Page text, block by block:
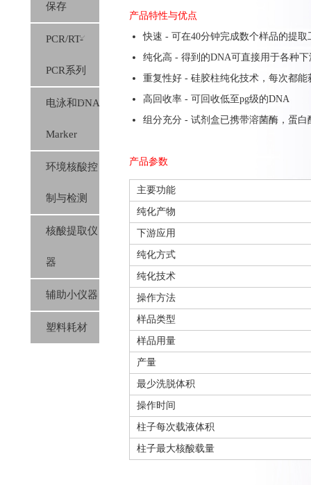
保存
PCR/RT-
PCR系列
电泳和DNA
Marker
环境核酸控
制与检测
核酸提取仪
器
辅助小仪器
塑料耗材
产品特性与优点
快速 - 可在40分钟完成数个样品的提取
纯化高 - 得到的DNA可直接用于各种下
重复性好 - 硅胶柱纯化技术，每次都能
高回收率 - 可回收低至pg级的DNA
组分充分 - 试剂盒已携带溶菌酶，蛋白
产品参数
主要功能
纯化产物
下游应用
纯化方式
纯化技术
操作方法
样品类型
样品用量
产量
最少洗脱体积
操作时间
柱子每次载液体积
柱子最大核酸载量